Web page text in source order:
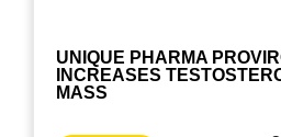
UNIQUE PHARMA
INCREASES
MASS